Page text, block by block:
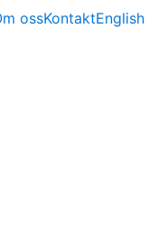
ossKontaktEnglish